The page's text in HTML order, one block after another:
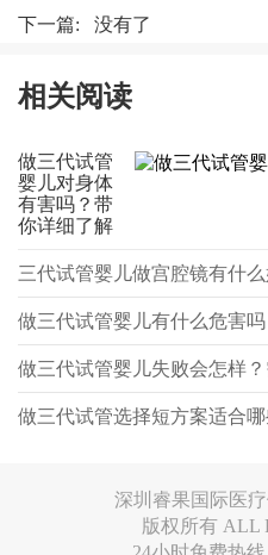
下一篇: 没有了
相关阅读
做三代试管
婴儿对身体
有害吗？带
你详细了解
三代试管婴儿做宫腔镜有什
做三代试管婴儿有什么危害
做三代试管婴儿失败会怎样
做三代试管选择短方案适合哪
深圳睿果国际医
版权所有 ALL